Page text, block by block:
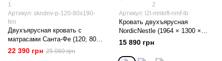
1
Артикул: skndnv-p-120-80x190-
teo
Двухъярусная кровать с
матрасами Санта-Фе (120; 80 ×
190 см, Bonnel, деревянный
массив, тёмный орех)
22 390 грн 25 060 грн
2
Артикул: l2l-mnkrft-nmf-lb
Кровать двухъярусная
NordicNestle (1964 × 1300 ×
1740 мм, німфея альба)
15 890 грн